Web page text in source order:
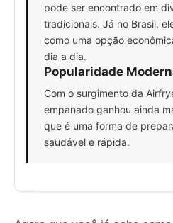
pode ser encontrado em
tradicionais. Já no Brasil,
como uma opção
dia a dia.
Popularidade
Com o surgimento da
empanado ganhou ainda
que é uma forma de
saudável e rápida.